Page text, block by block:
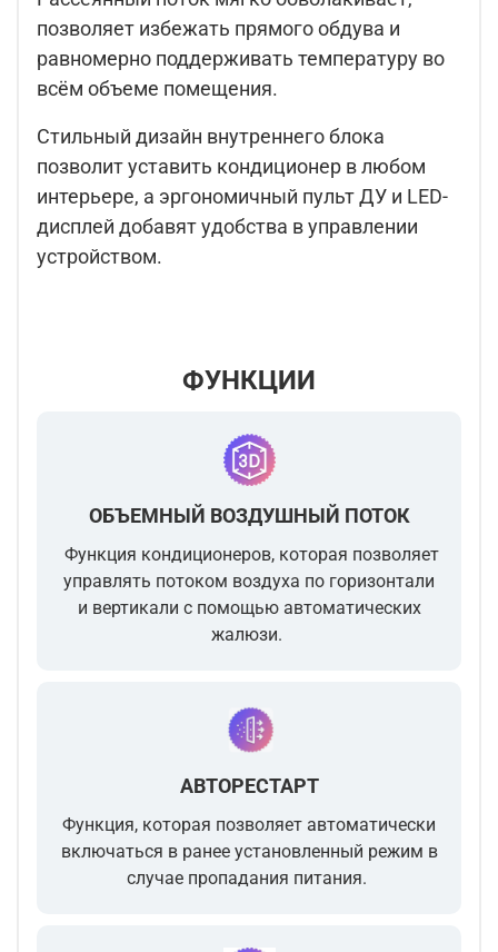
позволяет избежать прямого обдува и
равномерно поддерживать температуру во
всём объеме помещения.
Стильный дизайн внутреннего блока
позволит уставить кондиционер в любом
интерьере, а эргономичный пульт ДУ и LED-
дисплей добавят удобства в управлении
устройством.
ФУНКЦИИ
ОБЪЕМНЫЙ ВОЗДУШНЫЙ ПОТОК
Функция кондиционеров, которая позволяет
управлять потоком воздуха по горизонтали
и вертикали с помощью автоматических
жалюзи.
АВТОРЕСТАРТ
Функция, которая позволяет автоматически
включаться в ранее установленный режим в
случае пропадания питания.